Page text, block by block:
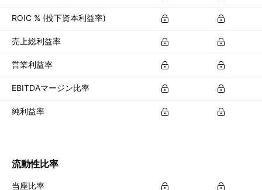
ROIC % (投下資本利益率)
売上総利益率
営業利益率
EBITDAマージン比率
純利益率
流動性比率
当座比率